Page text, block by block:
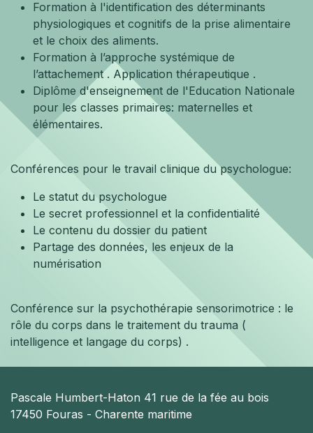
Formation à l'identification des déterminants
physiologiques et cognitifs de la prise alimentaire
et le choix des aliments.
Formation à l’approche systémique de
l’attachement . Application thérapeutique .
Diplôme d'enseignement de l'Education Nationale
pour les classes primaires: maternelles et
élémentaires.
Conférences pour le travail clinique du psychologue:
Le statut du psychologue
Le secret professionnel et la confidentialité
Le contenu du dossier du patient
Partage des données, les enjeux de la
numérisation
Conférence sur la psychothérapie sensorimotrice : le
rôle du corps dans le traitement du trauma (
intelligence et langage du corps) .
Pascale Humbert-Haton 41 rue de la fée au bois
17450 Fouras - Charente maritime